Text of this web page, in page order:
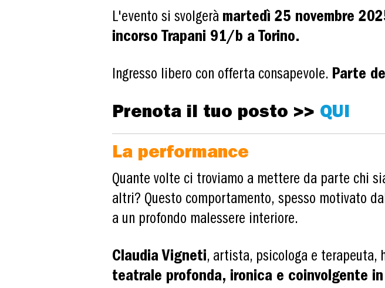
L'evento si svolgerà martedì 25 novembre
incorso Trapani 91/b a Torino.
Ingresso libero con offerta consapevole. Parte
Prenota il tuo posto >> QUI
La performance
Quante volte ci troviamo a mettere da parte chi
altri? Questo comportamento, spesso motivato
a un profondo malessere interiore.
Claudia Vigneti, artista, psicologa e terapeuta,
teatrale profonda, ironica e coinvolgente